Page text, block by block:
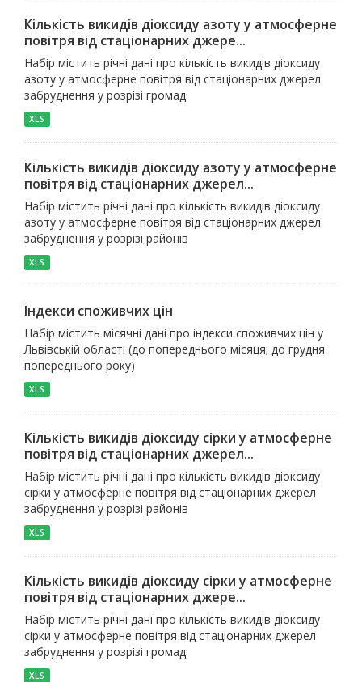
Кількість викидів діоксиду азоту у атмосферне
повітря від стаціонарних джере...
Набір містить річні дані про кількість викидів діоксиду
азоту у атмосферне повітря від стаціонарних джерел
забруднення у розрізі громад
XLS
Кількість викидів діоксиду азоту у атмосферне
повітря від стаціонарних джерел...
Набір містить річні дані про кількість викидів діоксиду
азоту у атмосферне повітря від стаціонарних джерел
забруднення у розрізі районів
XLS
Індекси споживчих цін
Набір містить місячні дані про індекси споживчих цін у
Львівській області (до попереднього місяця; до грудня
попереднього року)
XLS
Кількість викидів діоксиду сірки у атмосферне
повітря від стаціонарних джерел...
Набір містить річні дані про кількість викидів діоксиду
сірки у атмосферне повітря від стаціонарних джерел
забруднення у розрізі районів
XLS
Кількість викидів діоксиду сірки у атмосферне
повітря від стаціонарних джере...
Набір містить річні дані про кількість викидів діоксиду
сірки у атмосферне повітря від стаціонарних джерел
забруднення у розрізі громад
XLS